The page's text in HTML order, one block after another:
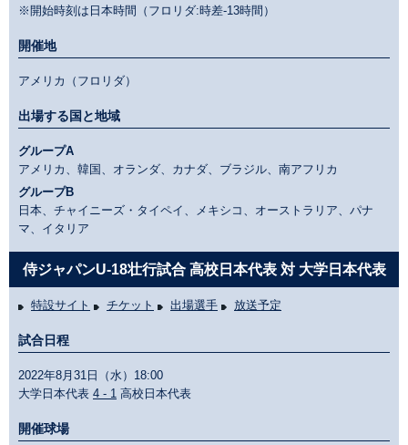
※開始時刻は日本時間（フロリダ:時差-13時間）
開催地
アメリカ（フロリダ）
出場する国と地域
グループA
アメリカ、韓国、オランダ、カナダ、ブラジル、南アフリカ
グループB
日本、チャイニーズ・タイペイ、メキシコ、オーストラリア、パナ
マ、イタリア
侍ジャパンU-18壮行試合 高校日本代表 対 大学日本代表
特設サイト チケット 出場選手 放送予定
試合日程
2022年8月31日（水）18:00
大学日本代表 4 - 1 高校日本代表
開催球場